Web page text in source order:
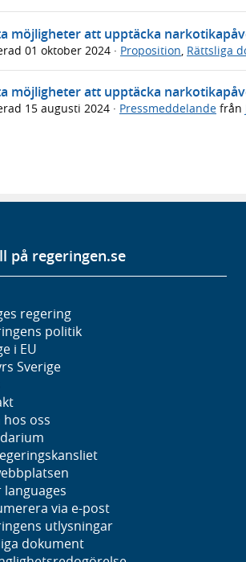
möjligheter att upptäcka
01 oktober 2024 · Proposition Rättsliga
möjligheter att upptäcka
15 augusti 2024 · Pressmeddelande från
på regeringen.se
regering
politik
i EU
Sverige
hos oss
languages
via e-post
utlysningar
dokument